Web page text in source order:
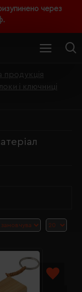
через
продукція
і ключниці